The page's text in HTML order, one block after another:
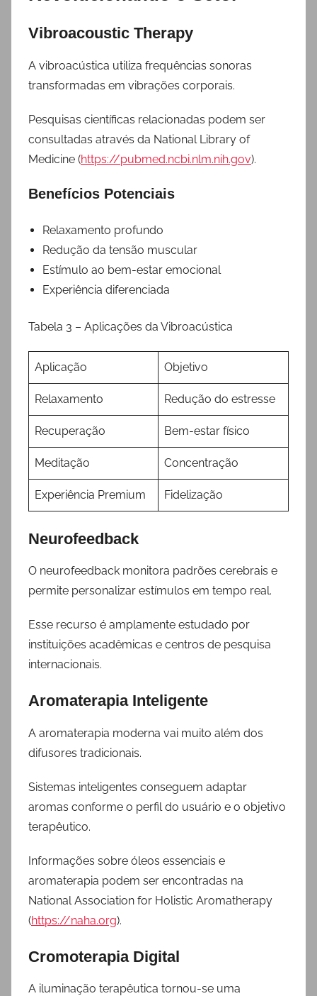
Vibroacoustic Therapy
A vibroacústica utiliza frequências sonoras
transformadas em vibrações corporais.
Pesquisas científicas relacionadas podem ser
consultadas através da National Library of
Medicine (https://pubmed.ncbi.nlm.nih.gov).
Benefícios Potenciais
Relaxamento profundo
Redução da tensão muscular
Estímulo ao bem-estar emocional
Experiência diferenciada
Tabela 3 – Aplicações da Vibroacústica
Aplicação Objetivo
Relaxamento Redução do estresse
Recuperação Bem-estar físico
Meditação Concentração
Experiência Premium Fidelização
Neurofeedback
O neurofeedback monitora padrões cerebrais e
permite personalizar estímulos em tempo real.
Esse recurso é amplamente estudado por
instituições acadêmicas e centros de pesquisa
internacionais.
Aromaterapia Inteligente
A aromaterapia moderna vai muito além dos
difusores tradicionais.
Sistemas inteligentes conseguem adaptar
aromas conforme o perfil do usuário e o objetivo
terapêutico.
Informações sobre óleos essenciais e
aromaterapia podem ser encontradas na
National Association for Holistic Aromatherapy
(https://naha.org).
Cromoterapia Digital
A iluminação terapêutica tornou-se uma